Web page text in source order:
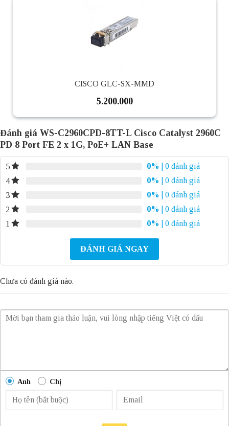
CISCO GLC-SX-MMD
5.200.000
Đánh giá WS-C2960CPD-8TT-L Cisco Catalyst 2960C
PD 8 Port FE 2 x 1G, PoE+ LAN Base
5 0%
| 0 đánh giá
4
0%
| 0 đánh giá
3
0%
| 0 đánh giá
2
0%
| 0 đánh giá
1
0% | 0 đánh giá
ĐÁNH GIÁ NGAY
Chưa có đánh giá nào.
Anh Chị